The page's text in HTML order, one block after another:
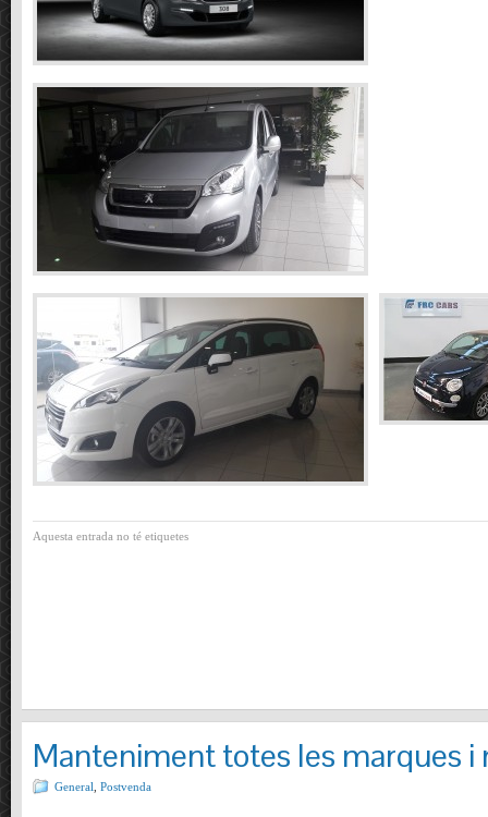
Aquesta entrada no té etiquetes
Manteniment totes les marques i
General Postvenda